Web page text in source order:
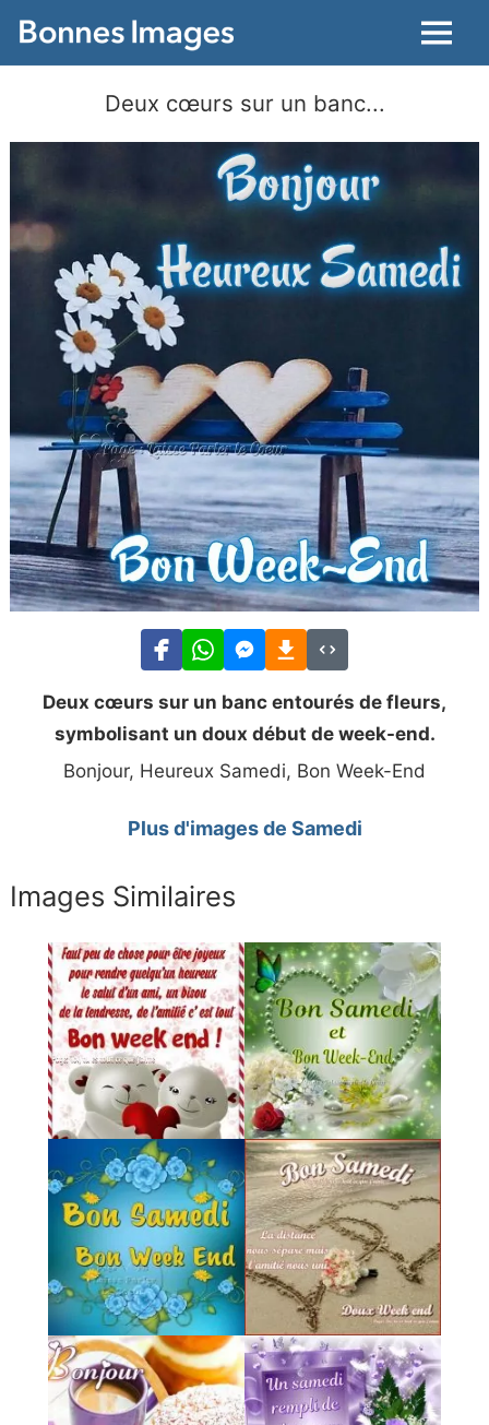
Menu
Deux cœurs sur un banc...
Deux cœurs sur un banc entourés de fleurs,
symbolisant un doux début de week-end.
Bonjour, Heureux Samedi, Bon Week-End
Plus d'images de Samedi
Images Similaires